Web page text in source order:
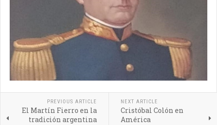
PREVIOUS ARTICLE
El Martín Fierro en la
tradición argentina
NEXT ARTICLE
Cristóbal Colón en
América